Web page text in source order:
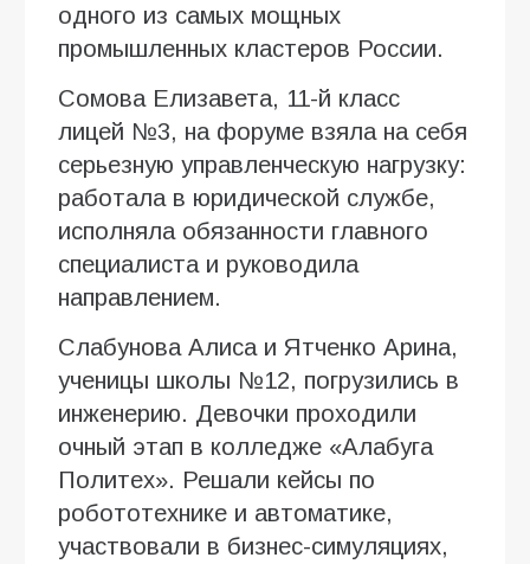
одного из самых мощных
промышленных кластеров России.
Сомова Елизавета, 11-й класс
лицей №3, на форуме взяла на себя
серьезную управленческую нагрузку:
работала в юридической службе,
исполняла обязанности главного
специалиста и руководила
направлением.
Слабунова Алиса и Ятченко Арина,
ученицы школы №12, погрузились в
инженерию. Девочки проходили
очный этап в колледже «Алабуга
Политех». Решали кейсы по
робототехнике и автоматике,
участвовали в бизнес-симуляциях,